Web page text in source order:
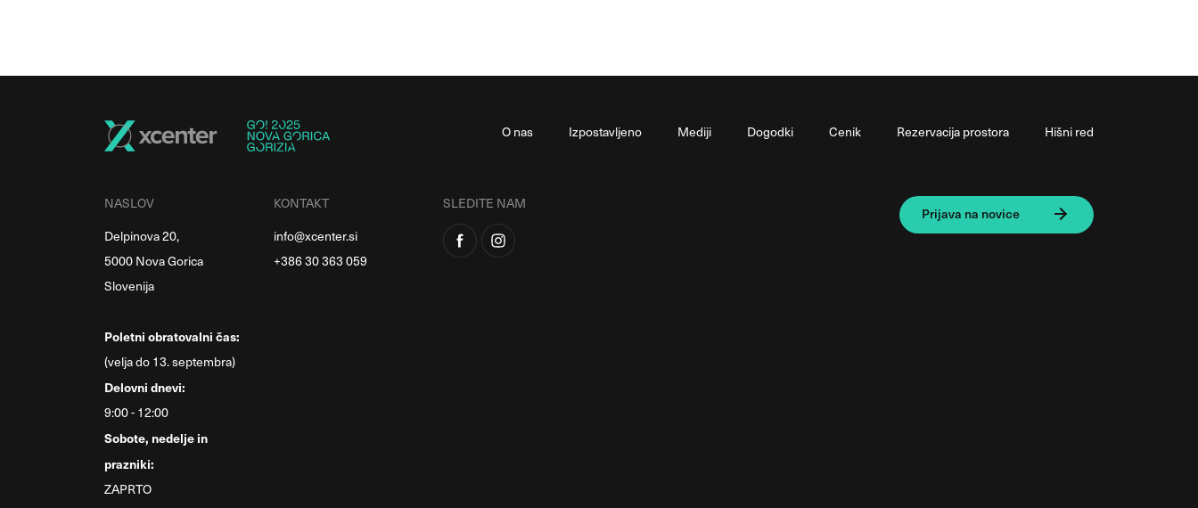
O nas Izpostavljeno Mediji Dogodki Cenik Rezervacija prostora Hišni red
NASLOV
Delpinova 20,
5000 Nova Gorica
Slovenija
Poletni obratovalni čas:
(velja do 13. septembra)
Delovni dnevi:
9:00 - 12:00
Sobote, nedelje in
prazniki:
ZAPRTO
KONTAKT
info@xcenter.si
+386 30 363 059
SLEDITE NAM
Prijava na novice